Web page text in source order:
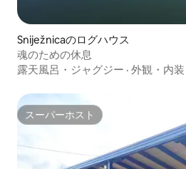
Sniježnicaのログハウス
魂のための休息
露天風呂・ジャグジー · 外観・内装
スーパーホスト
スーパーホスト